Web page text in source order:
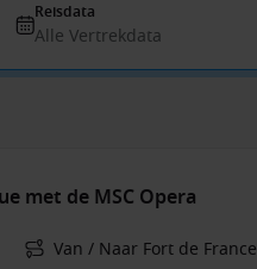
Reisdata
Alle Vertrekdata
met de MSC Opera
Van / Naar Fort de France